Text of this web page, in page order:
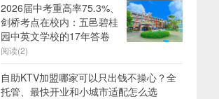
2026届中考重高率75.3%、
剑桥考点在校内：五邑碧桂
园中英文学校的17年答卷
阅读(2)
自助KTV加盟哪家可以只出钱不操心？全
托管、最快开业和小城市适配怎么选